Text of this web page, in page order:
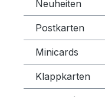
Neuheiten
Postkarten
Minicards
Klappkarten